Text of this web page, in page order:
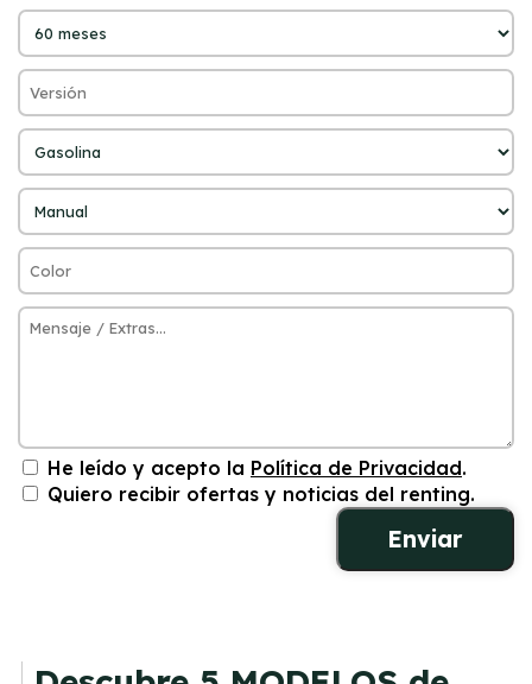
He leído y acepto la Política de Privacidad.
Quiero recibir ofertas y noticias del renting.